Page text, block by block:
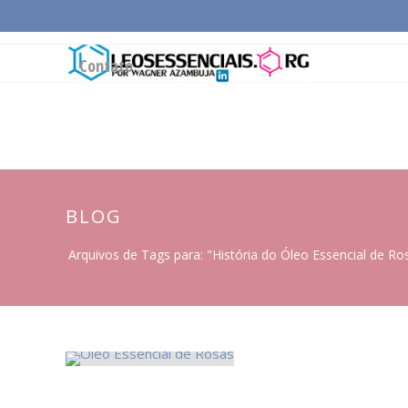
Contato
BLOG
Arquivos de Tags para: "História do Óleo Essencial de